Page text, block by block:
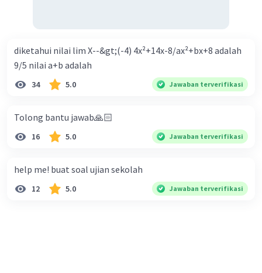
diketahui nilai lim X--&gt;(-4) 4x²+14x-8/ax²+bx+8 adalah
9/5 nilai a+b adalah
34 5.0 Jawaban terverifikasi
Tolong bantu jawab🙏🏻
16 5.0 Jawaban terverifikasi
help me! buat soal ujian sekolah
12 5.0 Jawaban terverifikasi